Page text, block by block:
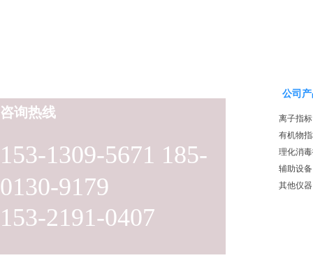
153-1309-5671 185-
0130-9179
153-2191-0407
咨询热线
公司
离子指标
有机物
理化消
辅助设备
其他仪器